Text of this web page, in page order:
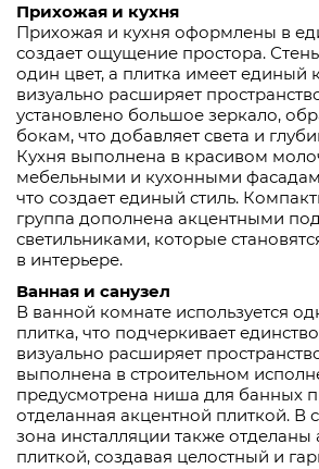
Прихожая и кухня
Прихожая и кухня оформлены в
создает ощущение простора.
один цвет, а плитка имеет единый
визуально расширяет
установлено большое зеркало,
бокам, что добавляет света и
Кухня выполнена в красивом
мебельными и кухонными
что создает единый стиль.
группа дополнена акцентными
светильниками, которые
в интерьере.
Ванная и санузел
В ванной комнате используется
плитка, что подчеркивает
визуально расширяет
выполнена в строительном
предусмотрена ниша для банных
отделанная акцентной плиткой. В
зона инсталляции также отделаны
плиткой, создавая целостный и